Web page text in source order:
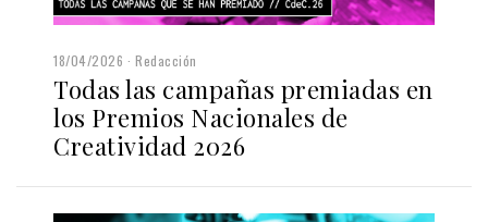
18/04/2026 Redacción
Todas las campañas premiadas en
los Premios Nacionales de
Creatividad 2026